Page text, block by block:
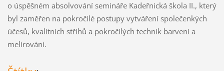
o úspěšném absolvování semináře Kadeřnická škola II., který
byl zaměřen na pokročilé postupy vytváření společenkých
účesů, kvalitních střihů a pokročilých technik barvení a
melírování.